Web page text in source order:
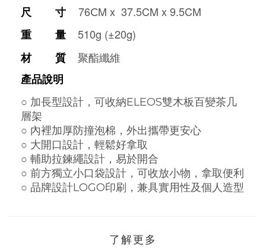
尺 寸
76cM x 37.5CM x 9.5CM
重 量 510g (±20g)
材 質 聚酯纖維
產品說明
○ 加長型設計，可收納ELEOS雙木板百變茶几
層架
○ 內裡加厚防撞泡棉，外出攜帶更安心
○ 大開口設計，輕鬆好拿取
○ 輔助拉鍊繩設計 ，易於開合
○ 前方獨立小口袋設計，可收放小物，拿取便利
○ 品牌設計LOGO印刷，兼具實用性及個人造型
了解更多